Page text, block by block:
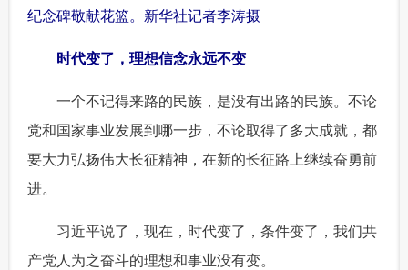
纪念碑敬献花篮。新华社记者李涛摄
时代变了，理想信念永远不变
一个不记得来路的民族，是没有出路的民族。不论
党和国家事业发展到哪一步，不论取得了多大成就，都
要大力弘扬伟大长征精神，在新的长征路上继续奋勇前
进。
习近平说了，现在，时代变了，条件变了，我们共
产党人为之奋斗的理想和事业没有变。